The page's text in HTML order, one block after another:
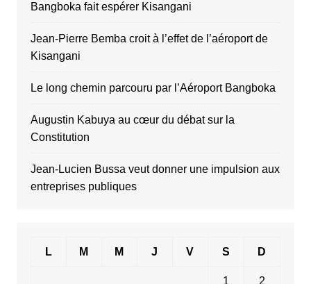
Bangboka fait espérer Kisangani
Jean-Pierre Bemba croit à l’effet de l’aéroport de
Kisangani
Le long chemin parcouru par l’Aéroport Bangboka
Augustin Kabuya au cœur du débat sur la
Constitution
Jean-Lucien Bussa veut donner une impulsion aux
entreprises publiques
L M M J V S D
1 2